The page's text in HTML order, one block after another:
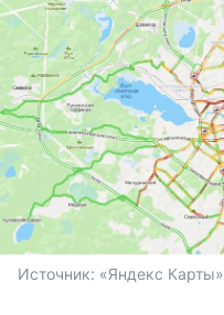
Источник: «Яндекс Карты»